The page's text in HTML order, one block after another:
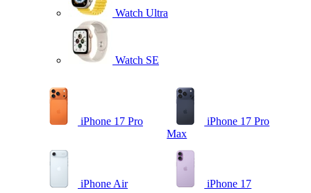
Watch Ultra
Watch SE
iPhone 17 Pro
iPhone 17 Pro
Max
iPhone Air iPhone 17